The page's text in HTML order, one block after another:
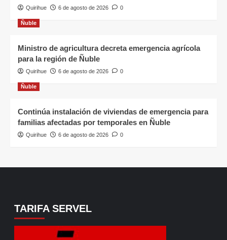
Quirihue 6 de agosto de 2026 0
Ñuble
Ministro de agricultura decreta emergencia agrícola
para la región de Ñuble
Quirihue 6 de agosto de 2026 0
Ñuble
Continúa instalación de viviendas de emergencia para
familias afectadas por temporales en Ñuble
Quirihue 6 de agosto de 2026 0
TARIFA SERVEL